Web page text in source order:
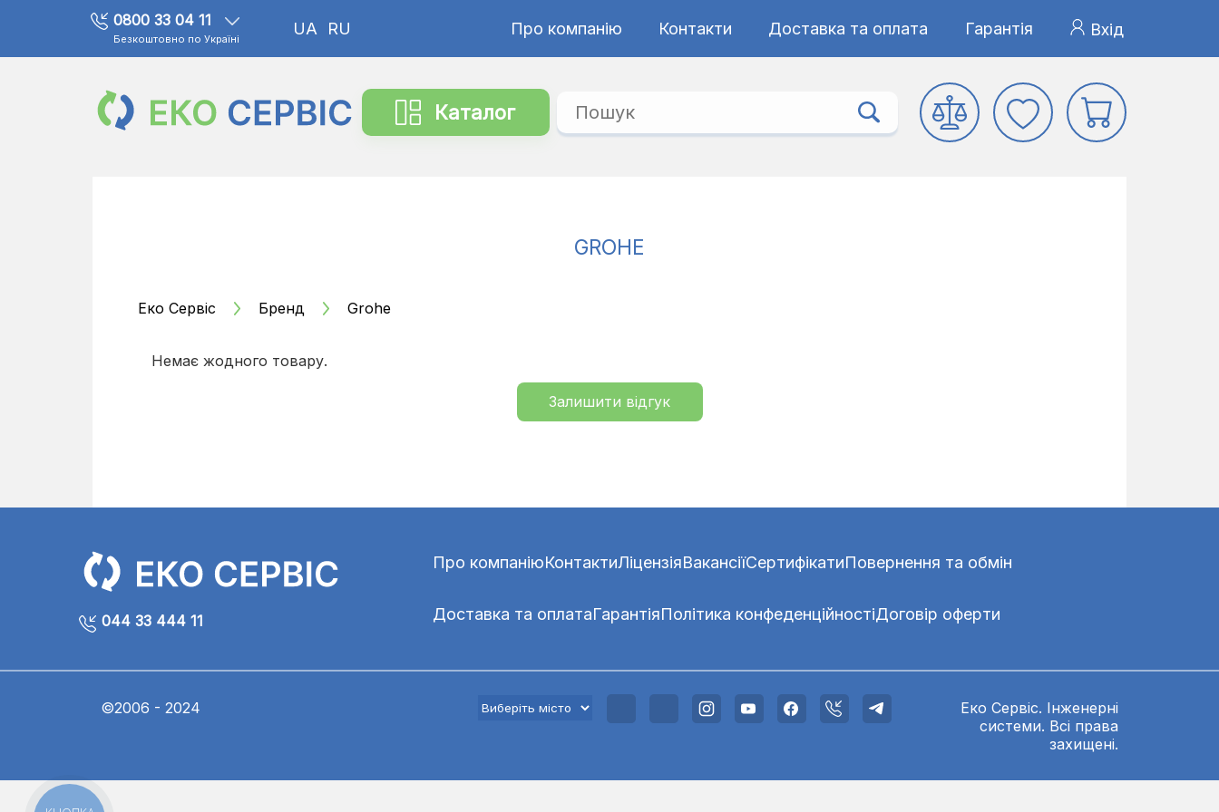
0800 33 04 11
Безкоштовно по Україні
UA RU Про компанію Контакти Доставка та оплата Гарантія Вхід
Каталог
GROHE
Еко Сервіс Бренд Grohe
Немає жодного товару.
Залишити відгук
044 33 444 11
Про компаніюКонтактиЛіцензіяВакансіїСертифікатиПовернення та обмін
Доставка та оплатаГарантіяПолітика конфеденційностіДоговір оферти
©2006 - 2024
Еко Сервіс. Інженерні
системи. Всі права
захищені.